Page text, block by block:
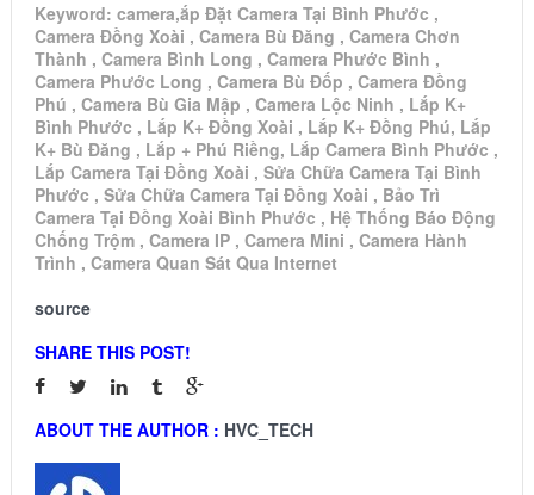
Keyword: camera,ắp Đặt Camera Tại Bình Phước ,
Camera Đồng Xoài , Camera Bù Đăng , Camera Chơn
Thành , Camera Bình Long , Camera Phước Bình ,
Camera Phước Long , Camera Bù Đốp , Camera Đồng
Phú , Camera Bù Gia Mập , Camera Lộc Ninh , Lắp K+
Bình Phước , Lắp K+ Đồng Xoài , Lắp K+ Đồng Phú, Lắp
K+ Bù Đăng , Lắp + Phú Riềng, Lắp Camera Bình Phước ,
Lắp Camera Tại Đồng Xoài , Sửa Chữa Camera Tại Bình
Phước , Sửa Chữa Camera Tại Đồng Xoài , Bảo Trì
Camera Tại Đồng Xoài Bình Phước , Hệ Thống Báo Động
Chống Trộm , Camera IP , Camera Mini , Camera Hành
Trình , Camera Quan Sát Qua Internet
source
SHARE THIS POST!
ABOUT THE AUTHOR : HVC_TECH